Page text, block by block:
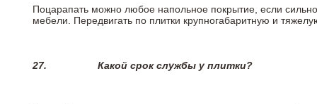
Поцарапать можно любое напольное покрытие, если
мебели. Передвигать по плитки крупногабаритную и
27. Какой срок службы у плитки?